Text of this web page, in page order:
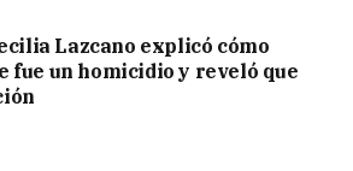
Lazcano explicó cómo
fue un homicidio y reveló que